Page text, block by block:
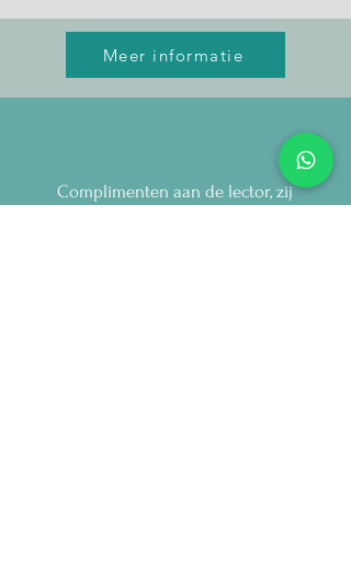
Meer informatie
Complimenten aan de lector, zij